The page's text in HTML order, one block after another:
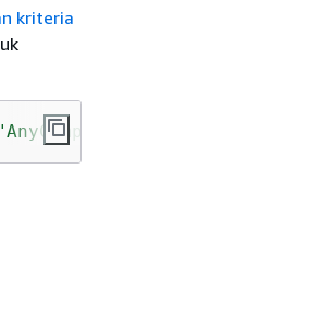
kriteria
Industries"